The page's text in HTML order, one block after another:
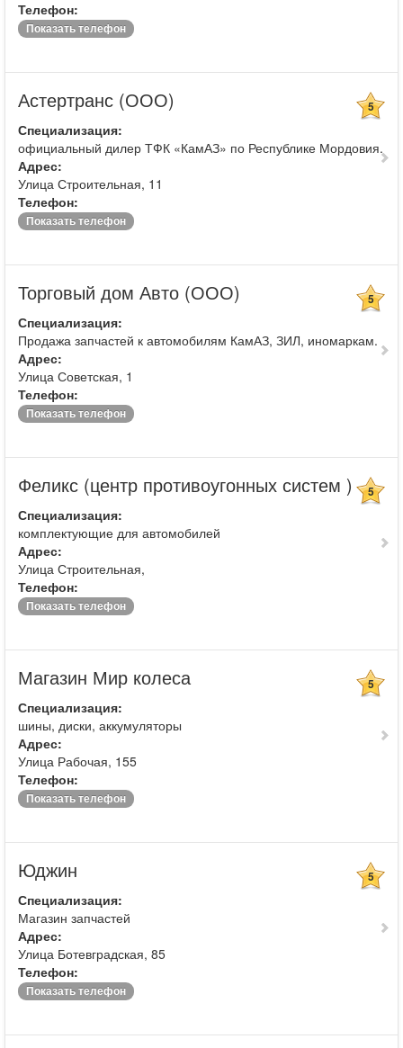
Телефон:
Показать телефон
Астертранс (ООО) 5
Специализация:
официальный дилер ТФК «КамАЗ» по Республике Мордовия.
Адрес:
Улица Строительная, 11
Телефон:
Показать телефон
Торговый дом Авто (ООО) 5
Специализация:
Продажа запчастей к автомобилям КамАЗ, ЗИЛ, иномаркам.
Адрес:
Улица Советская, 1
Телефон:
Показать телефон
Феликс (центр противоугонных систем ) 5
Специализация:
комплектующие для автомобилей
Адрес:
Улица Строительная,
Телефон:
Показать телефон
Магазин Мир колеса 5
Специализация:
шины, диски, аккумуляторы
Адрес:
Улица Рабочая, 155
Телефон:
Показать телефон
Юджин 5
Специализация:
Магазин запчастей
Адрес:
Улица Ботевградская, 85
Телефон:
Показать телефон